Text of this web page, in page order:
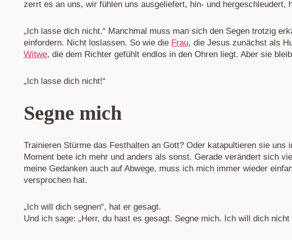
zerrt es an uns, wir fühlen uns ausgeliefert, hin- und hergeschleudert,
„Ich lasse dich nicht.“ Manchmal muss man sich den Segen trotzig
einfordern. Nicht loslassen. So wie die Frau, die Jesus zunächst als
Witwe, die dem Richter gefühlt endlos in den Ohren liegt. Aber sie
„Ich lasse dich nicht!“
Segne mich
Trainieren Stürme das Festhalten an Gott? Oder katapultieren sie
Moment bete ich mehr und anders als sonst. Gerade verändert sich
meine Gedanken auch auf Abwege, muss ich mich immer wieder
versprochen hat.
„Ich will dich segnen“, hat er gesagt.
Und ich sage: „Herr, du hast es gesagt. Segne mich. Ich will dich nicht